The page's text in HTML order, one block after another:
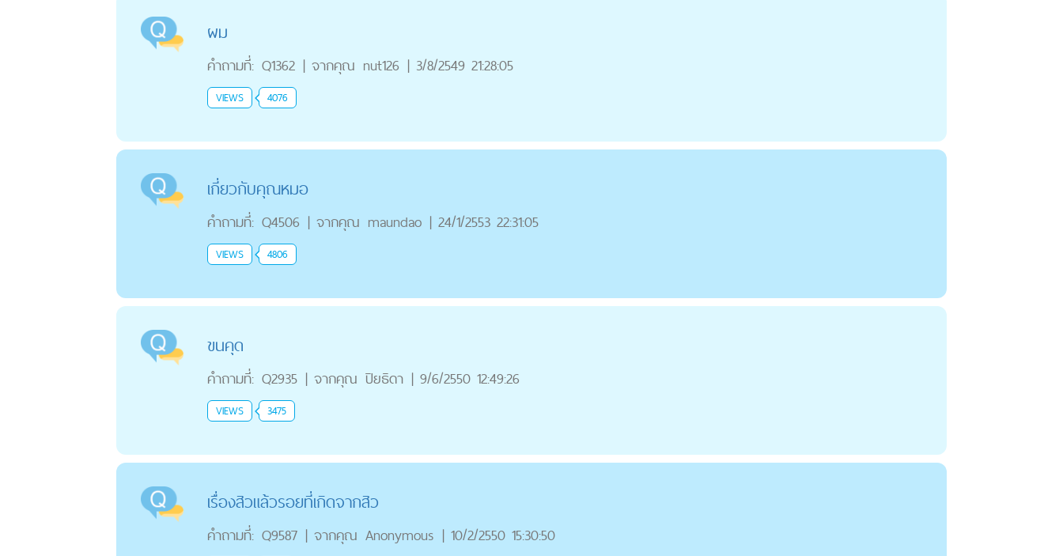
ผม
คำถามที่: Q1362 | จากคุณ nut126 | 3/8/2549 21:28:05
VIEWS 4076
เกี่ยวกับคุณหมอ
คำถามที่: Q4506 | จากคุณ maundao | 24/1/2553 22:31:05
VIEWS 4806
ขนคุด
คำถามที่: Q2935 | จากคุณ ปิยธิดา | 9/6/2550 12:49:26
VIEWS 3475
เรื่องสิวแล้วรอยที่เกิดจากสิว
คำถามที่: Q9587 | จากคุณ Anonymous | 10/2/2550 15:30:50